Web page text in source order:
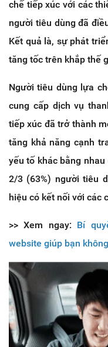
chế tiếp xúc với các
người tiêu dùng đã
Kết quả là, sự phát
tăng tốc trên khắp thế
Người tiêu dùng lựa
cung cấp dịch vụ
tiếp xúc đã trở thành
tăng khả năng cạnh
yếu tố khác bằng
2/3 (63%) người tiêu
hiệu có kết nối với các
>> Xem ngay: Bí
website giúp bạn